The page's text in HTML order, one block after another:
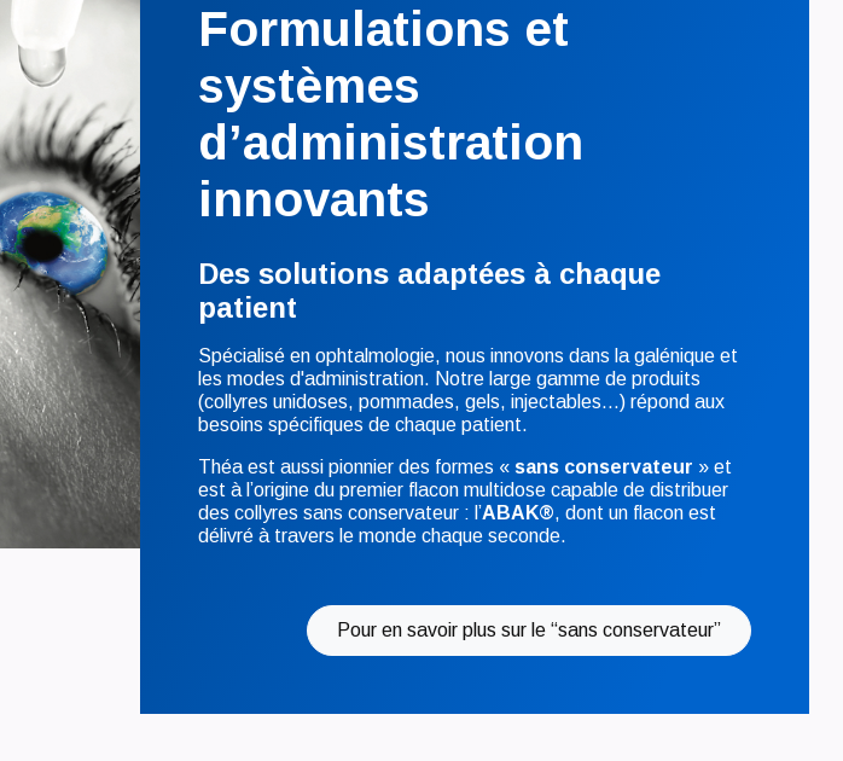
Formulations et
systèmes
d’administration
innovants
Des solutions adaptées à chaque
patient
Spécialisé en ophtalmologie, nous innovons dans la galénique et
les modes d'administration. Notre large gamme de produits
(collyres unidoses, pommades, gels, injectables...) répond aux
besoins spécifiques de chaque patient.
Théa est aussi pionnier des formes « sans conservateur » et
est à l’origine du premier flacon multidose capable de distribuer
des collyres sans conservateur : l’ABAK®, dont un flacon est
délivré à travers le monde chaque seconde.
Pour en savoir plus sur le “sans conservateur”